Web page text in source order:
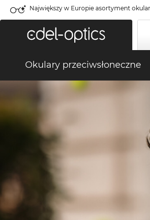
Największy w Europie asortyment
Okulary przeciwsłoneczne